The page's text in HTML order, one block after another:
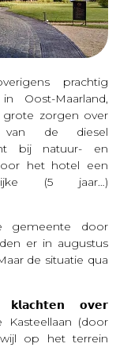
prachtig
Oost-Maarland,
zorgen over
van de diesel
bij natuur- en
het hotel een
(5 jaar…)
gemeente door
er in augustus
de situatie qua
𝗼𝘃𝗲𝗿
(door
op het terrein